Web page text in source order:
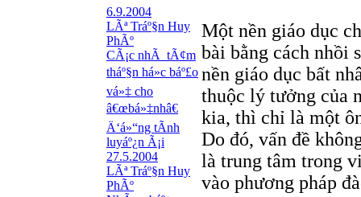
6.9.2004
LÃª Tráº§n Huy
PhÃº
CÃ¡c nhÃ tÃ¢m
tháº§n há»c báº£o
vá»‡ cho
â€œbá»‡nhâ€
Ä‘á»“ng tÃ­nh
luyáº¿n Ã¡i
27.5.2004
LÃª Tráº§n Huy
PhÃº
Một nền giáo dục
bài bằng cách nhồi
nền giáo dục bất
thuộc lý tưởng của
kia, thì chỉ là một
Do đó, vấn đề
là trung tâm trong
vào phương pháp